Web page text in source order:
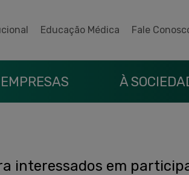
Educação Médica Fale
À
interessados em